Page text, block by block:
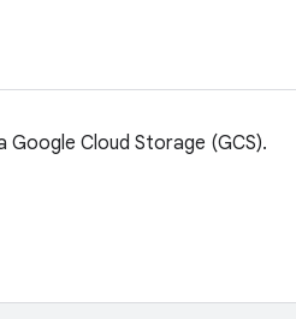
Cloud Storage (GCS).